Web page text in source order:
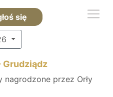
się
przez Orły